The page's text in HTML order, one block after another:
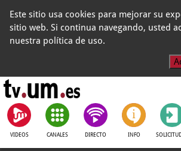
Este sitio usa cookies para mejorar su
sitio web. Si continua navegando, usted
nuestra política de uso.
VIDEOS CANALES DIRECTO INFO